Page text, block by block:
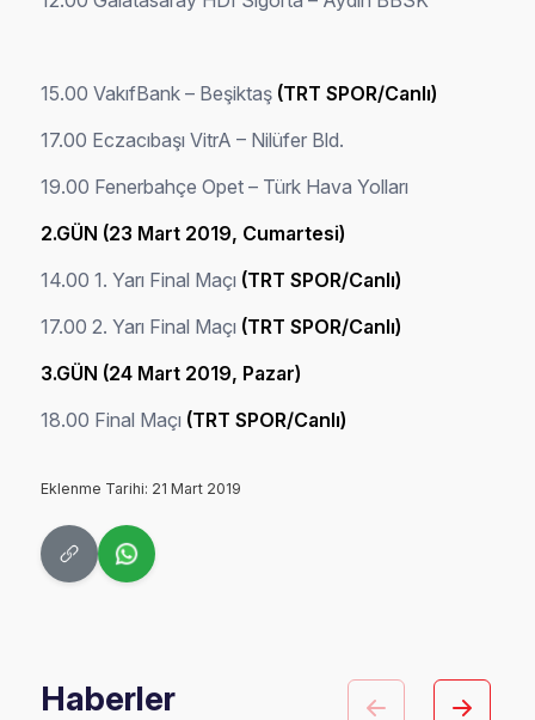
15.00 VakıfBank – Beşiktaş (TRT SPOR/Canlı)
17.00 Eczacıbaşı VitrA – Nilüfer Bld.
19.00 Fenerbahçe Opet – Türk Hava Yolları
2.GÜN (23 Mart 2019, Cumartesi)
14.00 1. Yarı Final Maçı (TRT SPOR/Canlı)
17.00 2. Yarı Final Maçı (TRT SPOR/Canlı)
3.GÜN (24 Mart 2019, Pazar)
18.00 Final Maçı (TRT SPOR/Canlı)
Eklenme Tarihi: 21 Mart 2019
Haberler